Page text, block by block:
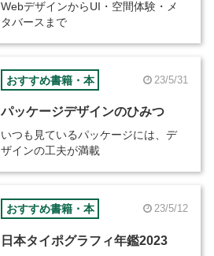
WebデザインからUI・空間体験・メ
タバースまで
おすすめ書籍・本 23/5/31
パッケージデザインのひみつ
いつも見ているパッケージには、デ
ザインの工夫が満載
おすすめ書籍・本 23/5/12
日本タイポグラフィ年鑑2023